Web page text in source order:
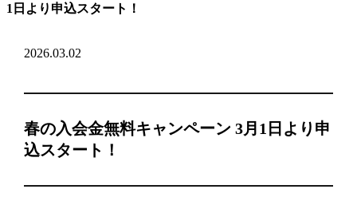
1日より申込スタート！
2026.03.02
春の入会金無料キャンペーン 3月1日より申
込スタート！